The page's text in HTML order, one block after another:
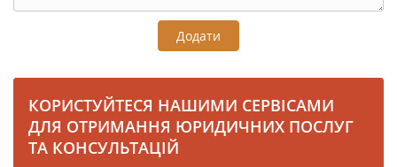
Додати
КОРИСТУЙТЕСЯ НАШИМИ СЕРВІСАМИ
ДЛЯ ОТРИМАННЯ ЮРИДИЧНИХ ПОСЛУГ
ТА КОНСУЛЬТАЦІЙ